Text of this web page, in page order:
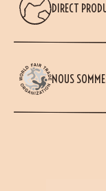
DIRECT
NOUS